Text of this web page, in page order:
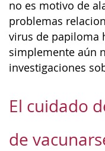
no es motivo de
problemas
virus de papiloma
simplemente aún
investigaciones
El cuidado
de